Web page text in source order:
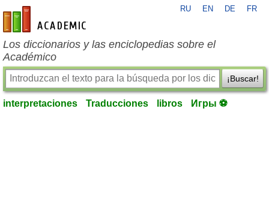
es-academic.com
RU EN DE FR
Los diccionarios y las enciclopedias sobre el
Académico
¡Buscar!
interpretaciones Traducciones libros Игры ⚽